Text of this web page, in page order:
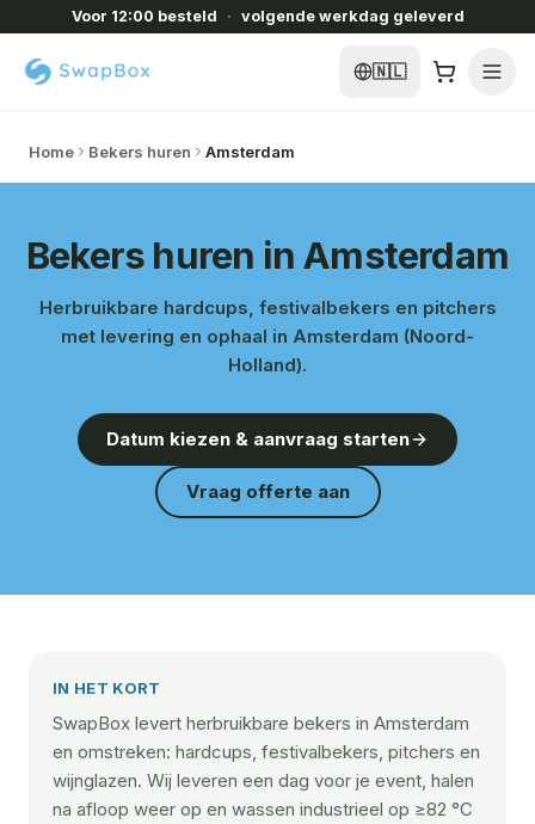
Voor 12:00 besteld · volgende werkdag geleverd
🇳🇱
Home Bekers huren Amsterdam
Bekers huren in Amsterdam
Herbruikbare hardcups, festivalbekers en pitchers
met levering en ophaal in Amsterdam (Noord-
Holland).
Datum kiezen & aanvraag starten
Vraag offerte aan
IN HET KORT
SwapBox levert herbruikbare bekers in Amsterdam
en omstreken: hardcups, festivalbekers, pitchers en
wijnglazen. Wij leveren een dag voor je event, halen
na afloop weer op en wassen industrieel op ≥82 °C